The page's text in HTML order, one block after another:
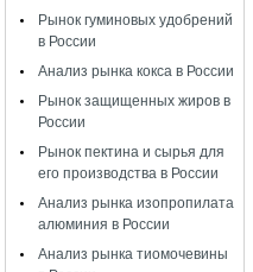
Рынок гуминовых удобрений
в России
Анализ рынка кокса в России
Рынок защищенных жиров в
России
Рынок пектина и сырья для
его производства в России
Анализ рынка изопропилата
алюминия в России
Анализ рынка тиомочевины